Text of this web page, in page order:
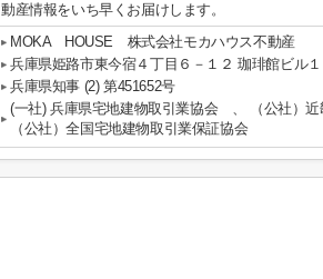
動産情報をいち早くお届けします。
MOKA HOUSE 株式会社モカハウス不動産
兵庫県姫路市東今宿４丁目６－１２ 珈琲館ビル１
兵庫県知事 (2) 第451652号
(一社) 兵庫県宅地建物取引業協会 、 （公社）近
（公社）全国宅地建物取引業保証協会